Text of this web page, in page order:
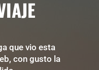
que vio esta
con gusto la